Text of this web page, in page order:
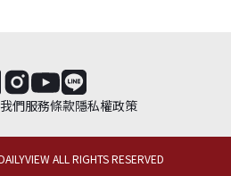
們服務條款隱私權政策
ALL RIGHTS RESERVED